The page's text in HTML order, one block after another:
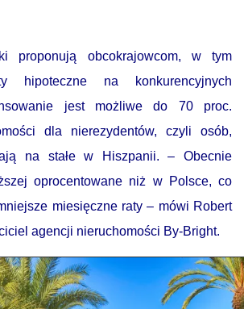
proponują obcokrajowcom, w tym
hipoteczne na konkurencyjnych
jest możliwe do 70 proc.
dla nierezydentów, czyli osób,
na stałe w Hiszpanii. – Obecnie
oprocentowane niż w Polsce, co
miesięczne raty – mówi Robert
agencji nieruchomości By-Bright.